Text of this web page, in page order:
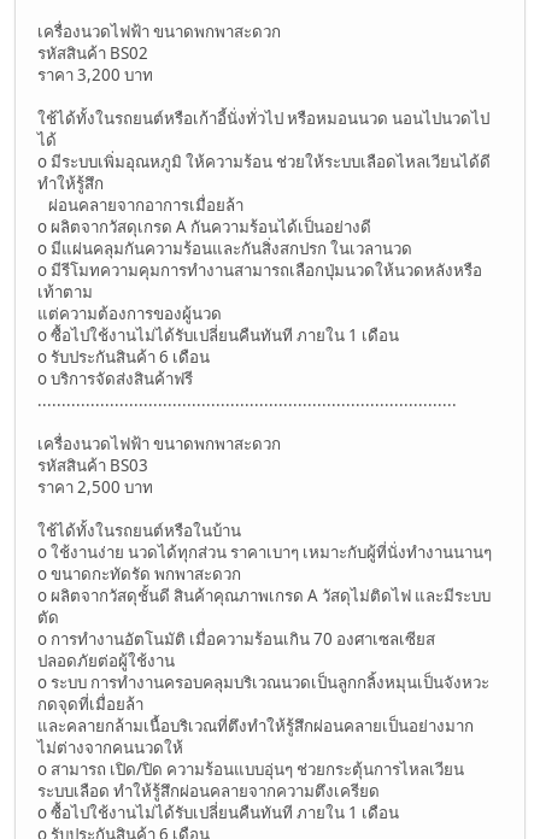
เครื่องนวดไฟฟ้า ขนาดพกพาสะดวก
รหัสสินค้า BS02
ราคา 3,200 บาท
ใช้ได้ทั้งในรถยนต์หรือเก้าอี้นั่งทั่วไป หรือหมอนนวด นอนไปนวดไป
ได้
o มีระบบเพิ่มอุณหภูมิ ให้ความร้อน ช่วยให้ระบบเลือดไหลเวียนได้ดี
ทำให้รู้สึก
ผ่อนคลายจากอาการเมื่อยล้า
o ผลิตจากวัสดุเกรด A กันความร้อนได้เป็นอย่างดี
o มีแผ่นคลุมกันความร้อนและกันสิ่งสกปรก ในเวลานวด
o มีรีโมทความคุมการทำงานสามารถเลือกปุ่มนวดให้นวดหลังหรือ
เท้าตาม
แต่ความต้องการของผู้นวด
o ซื้อไปใช้งานไม่ได้รับเปลี่ยนคืนทันที ภายใน 1 เดือน
o รับประกันสินค้า 6 เดือน
o บริการจัดส่งสินค้าฟรี
.......................................................................................
เครื่องนวดไฟฟ้า ขนาดพกพาสะดวก
รหัสสินค้า BS03
ราคา 2,500 บาท
ใช้ได้ทั้งในรถยนต์หรือในบ้าน
o ใช้งานง่าย นวดได้ทุกส่วน ราคาเบาๆ เหมาะกับผู้ที่นั่งทำงานนานๆ
o ขนาดกะทัดรัด พกพาสะดวก
o ผลิตจากวัสดุชั้นดี สินค้าคุณภาพเกรด A วัสดุไม่ติดไฟ และมีระบบ
ตัด
o การทำงานอัตโนมัติ เมื่อความร้อนเกิน 70 องศาเซลเซียส
ปลอดภัยต่อผู้ใช้งาน
o ระบบ การทำงานครอบคลุมบริเวณนวดเป็นลูกกลิ้งหมุนเป็นจังหวะ
กดจุดที่เมื่อยล้า
และคลายกล้ามเนื้อบริเวณที่ตึงทำให้รู้สึกผ่อนคลายเป็นอย่างมาก
ไม่ต่างจากคนนวดให้
o สามารถ เปิด/ปิด ความร้อนแบบอุ่นๆ ช่วยกระตุ้นการไหลเวียน
ระบบเลือด ทำให้รู้สึกผ่อนคลายจากความตึงเครียด
o ซื้อไปใช้งานไม่ได้รับเปลี่ยนคืนทันที ภายใน 1 เดือน
o รับประกันสินค้า 6 เดือน